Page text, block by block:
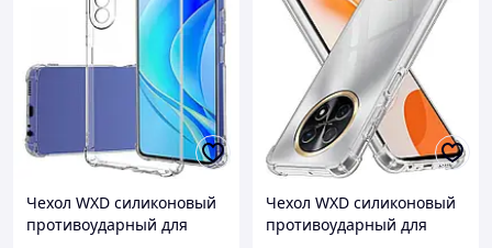
Чехол WXD силиконовый
противоударный для
Чехол WXD силиконовый
противоударный для